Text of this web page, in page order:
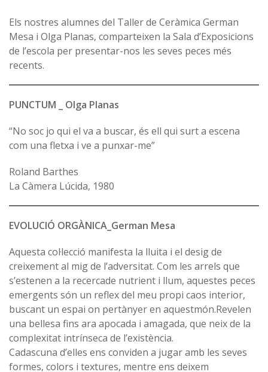
Els nostres alumnes del Taller de Ceràmica German
Mesa i Olga Planas, comparteixen la Sala d’Exposicions
de l’escola per presentar-nos les seves peces més
recents.
PUNCTUM _ Olga Planas
“No soc jo qui el va a buscar, és ell qui surt a escena
com una fletxa i ve a punxar-me”
Roland Barthes
La Càmera Lúcida, 1980
EVOLUCIÓ ORGÀNICA_German Mesa
Aquesta col·lecció manifesta la lluita i el desig de
creixement al mig de l’adversitat. Com les arrels que
s’estenen a la recercade nutrient i llum, aquestes peces
emergents són un reflex del meu propi caos interior,
buscant un espai on pertànyer en aquestmón.Revelen
una bellesa fins ara apocada i amagada, que neix de la
complexitat intrínseca de l’existència.
Cadascuna d’elles ens conviden a jugar amb les seves
formes, colors i textures, mentre ens deixem